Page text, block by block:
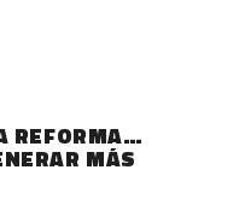
REFORMA
MÁS